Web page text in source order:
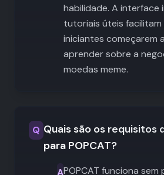
habilidade. A interface
tutoriais úteis facilitam
iniciantes começarem
aprender sobre a
moedas meme.
Q Quais são os requisitos
para POPCAT?
APOPCAT funciona sem